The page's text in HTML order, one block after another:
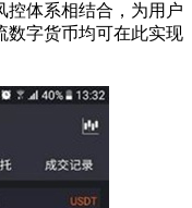
控体系相结合，为用户
数字货币均可在此实现